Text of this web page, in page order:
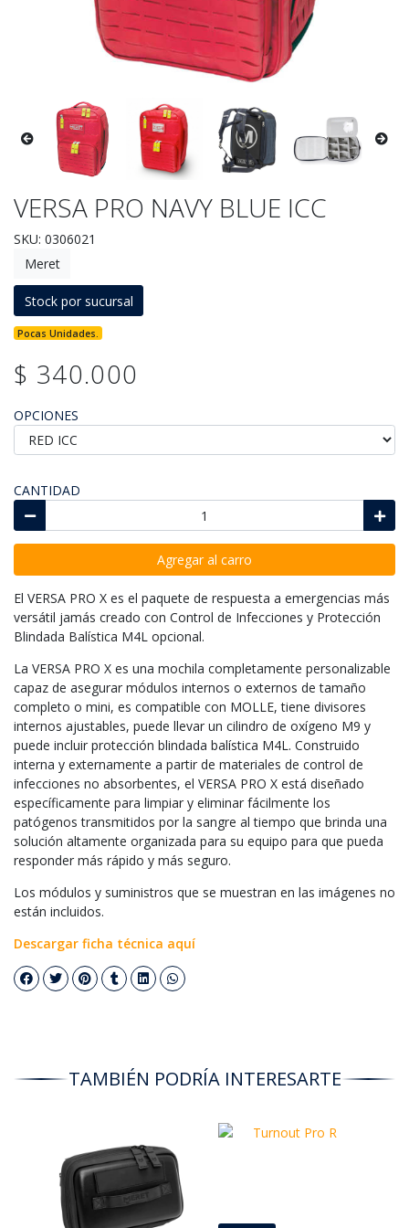
VERSA PRO NAVY BLUE ICC
SKU: 0306021
Meret
Stock por sucursal
Pocas Unidades.
$ 340.000
OPCIONES
CANTIDAD
Agregar al carro
El VERSA PRO X es el paquete de respuesta a emergencias más
versátil jamás creado con Control de Infecciones y Protección
Blindada Balística M4L opcional.
La VERSA PRO X es una mochila completamente personalizable
capaz de asegurar módulos internos o externos de tamaño
completo o mini, es compatible con MOLLE, tiene divisores
internos ajustables, puede llevar un cilindro de oxígeno M9 y
puede incluir protección blindada balística M4L. Construido
interna y externamente a partir de materiales de control de
infecciones no absorbentes, el VERSA PRO X está diseñado
específicamente para limpiar y eliminar fácilmente los
patógenos transmitidos por la sangre al tiempo que brinda una
solución altamente organizada para su equipo para que pueda
responder más rápido y más seguro.
Los módulos y suministros que se muestran en las imágenes no
están incluidos.
Descargar ficha técnica aquí
TAMBIÉN PODRÍA INTERESARTE